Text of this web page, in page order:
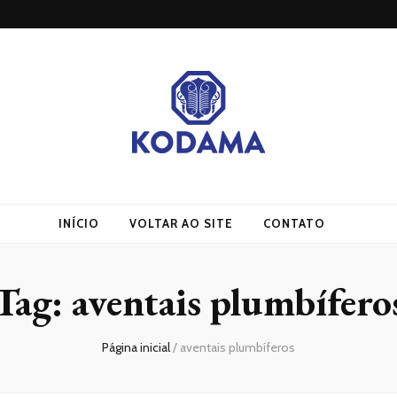
INÍCIO VOLTAR AO SITE CONTATO
aventais
Página inicial/ aventais plumbíferos